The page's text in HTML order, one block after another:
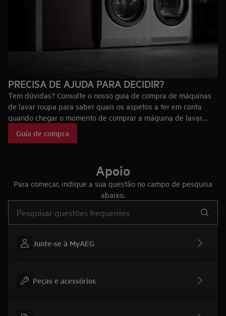
PRECISA DE AJUDA PARA DECIDIR?
Tem dúvidas? Consulte o nosso guia de compra de máquinas
de lavar roupa para saber quais os aspetos a ter em conta
quando chegar o momento de comprar a máquina de lavar
máquinas de lavar roupa AEG únicas no mercado.
Guía de compra
Apoio
Para começar, indique a sua questão no campo de pesquisa
abaixo.
Junte-se à MyAEG
Peças e acessórios